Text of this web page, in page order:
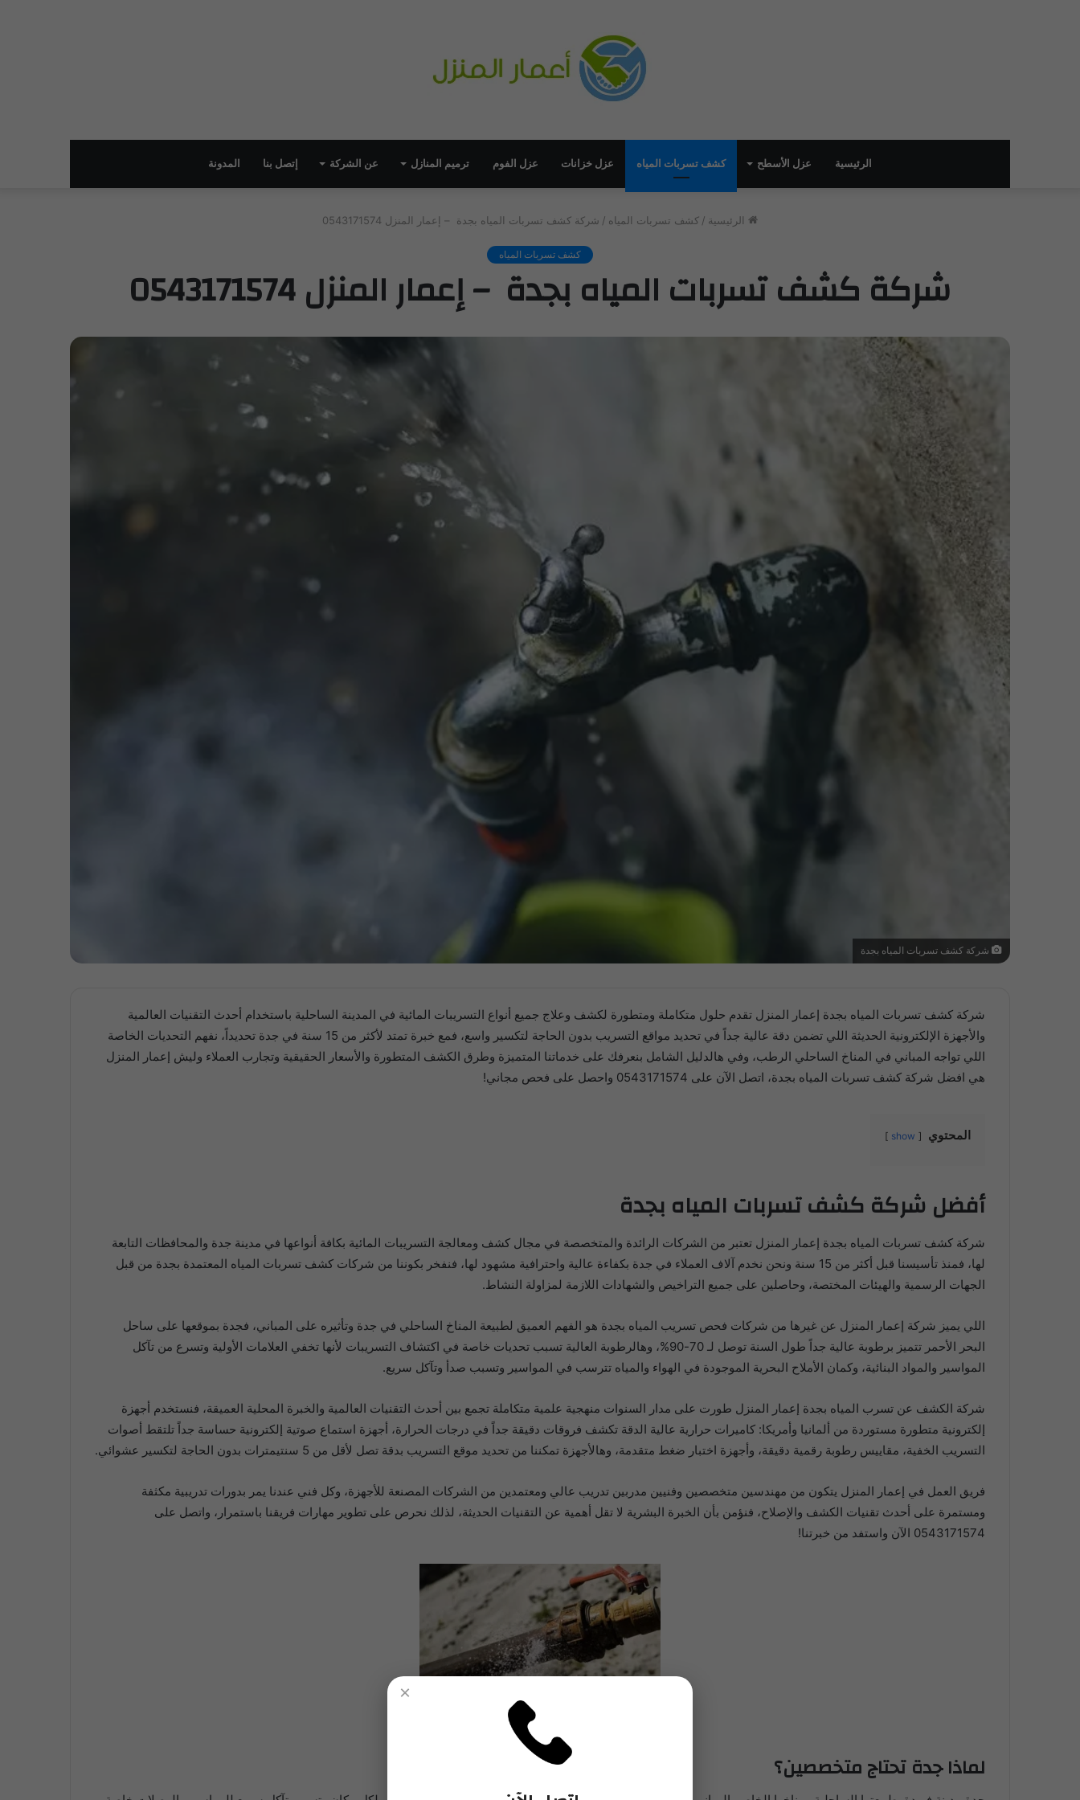
الرئيسية عزل الأسطح كشف تسربات المياه عزل خزانات عزل الفوم ترميم المنازل عن الشركة إتصل بنا المدونة
الرئيسية / كشف تسربات المياه / شركة كشف تسربات المياه بجدة – إعمار المنزل 0543171574
كشف تسربات المياه
شركة كشف تسربات المياه بجدة – إعمار المنزل 0543171574
شركة كشف تسربات المياه بجدة
شركة كشف تسربات المياه بجدة إعمار المنزل تقدم حلول متكاملة ومتطورة لكشف وعلاج جميع أنواع التسريبات المائية في المدينة الساحلية باستخدام أحدث التقنيات العالمية
والأجهزة الإلكترونية الحديثة اللي تضمن دقة عالية جداً في تحديد مواقع التسريب بدون الحاجة لتكسير واسع، فمع خبرة تمتد لأكثر من 15 سنة في جدة تحديداً، نفهم التحديات الخاصة
اللي تواجه المباني في المناخ الساحلي الرطب، وفي هالدليل الشامل بنعرفك على خدماتنا المتميزة وطرق الكشف المتطورة والأسعار الحقيقية وتجارب العملاء وليش إعمار المنزل
هي افضل شركة كشف تسربات المياه بجدة، اتصل الآن على 0543171574 واحصل على فحص مجاني!
المحتوي show
أفضل شركة كشف تسربات المياه بجدة
شركة كشف تسربات المياه بجدة إعمار المنزل تعتبر من الشركات الرائدة والمتخصصة في مجال كشف ومعالجة التسريبات المائية بكافة أنواعها في مدينة جدة والمحافظات التابعة
لها، فمنذ تأسيسنا قبل أكثر من 15 سنة ونحن نخدم آلاف العملاء في جدة بكفاءة عالية واحترافية مشهود لها، فنفخر بكوننا من شركات كشف تسربات المياه المعتمدة بجدة من قبل
الجهات الرسمية والهيئات المختصة، وحاصلين على جميع التراخيص والشهادات اللازمة لمزاولة النشاط.
اللي يميز شركة إعمار المنزل عن غيرها من شركات فحص تسريب المياه بجدة هو الفهم العميق لطبيعة المناخ الساحلي في جدة وتأثيره على المباني، فجدة بموقعها على ساحل
البحر الأحمر تتميز برطوبة عالية جداً طول السنة توصل لـ 70-90%، وهالرطوبة العالية تسبب تحديات خاصة في اكتشاف التسريبات لأنها تخفي العلامات الأولية وتسرع من تآكل
المواسير والمواد البنائية، وكمان الأملاح البحرية الموجودة في الهواء والمياه تترسب في المواسير وتسبب صدأ وتآكل سريع.
شركة الكشف عن تسرب المياه بجدة إعمار المنزل طورت على مدار السنوات منهجية علمية متكاملة تجمع بين أحدث التقنيات العالمية والخبرة المحلية العميقة، فنستخدم أجهزة
إلكترونية متطورة مستوردة من ألمانيا وأمريكا: كاميرات حرارية عالية الدقة تكشف فروقات دقيقة جداً في درجات الحرارة، أجهزة استماع صوتية إلكترونية حساسة جداً تلتقط أصوات
التسريب الخفية، مقاييس رطوبة رقمية دقيقة، وأجهزة اختبار ضغط متقدمة، وهالأجهزة تمكننا من تحديد موقع التسريب بدقة تصل لأقل من 5 سنتيمترات بدون الحاجة لتكسير عشوائي.
فريق العمل في إعمار المنزل يتكون من مهندسين متخصصين وفنيين مدربين تدريب عالي ومعتمدين من الشركات المصنعة للأجهزة، وكل فني عندنا يمر بدورات تدريبية مكثفة
ومستمرة على أحدث تقنيات الكشف والإصلاح، فنؤمن بأن الخبرة البشرية لا تقل أهمية عن التقنيات الحديثة، لذلك نحرص على تطوير مهارات فريقنا باستمرار، واتصل على
0543171574 الآن واستفد من خبرتنا!
شركة كشف تسربات المياه بجدة
لماذا جدة تحتاج متخصصين؟
×